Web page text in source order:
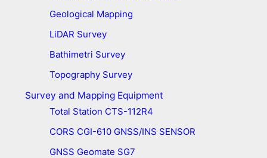
Geological Mapping
LiDAR Survey
Bathimetri Survey
Topography Survey
Survey and Mapping Equipment
Total Station CTS-112R4
CORS CGI-610 GNSS/INS SENSOR
GNSS Geomate SG7